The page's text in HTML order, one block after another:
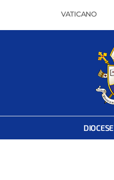
VATICANO
DIOCESE